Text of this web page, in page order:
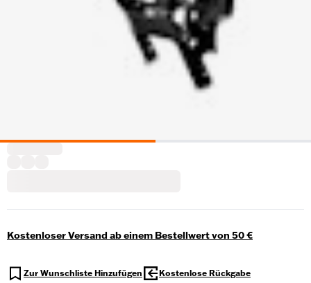
Kostenloser Versand ab einem Bestellwert von 50 €
Zur Wunschliste Hinzufügen Kostenlose Rückgabe